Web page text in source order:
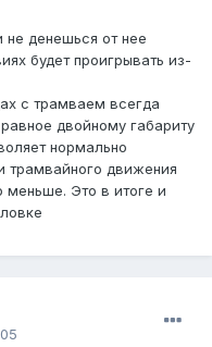
денешься от нее
будет проигрывать из-
с трамваем всегда
двойному габариту
нормально
трамвайного движения
меньше. Это в итоге и